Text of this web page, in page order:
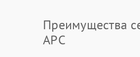
Преимущества
APC